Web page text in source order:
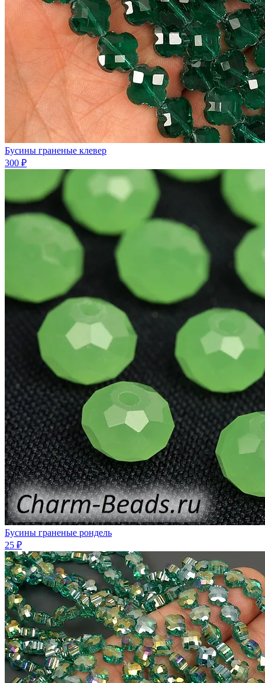
Бусины граненые клевер
300 ₽
Бусины граненые рондель
25 ₽